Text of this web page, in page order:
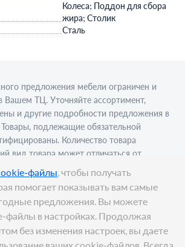
Колеса; Поддон для сбора
жира; Столик
Сталь
14 999
предложения мебели ограничен и
Вашем ТЦ. Уточняйте ассортимент,
и другие подробности предложения в
подлежащие обязательной
Количество товара
вид товара может отличаться от
материале. Для приобретения
для последующей реализации
лицензия. Представлен пример
торговом объекте.
файлы, чтобы получать
помогает показывать вам самые
предложения. Вы можете
файлы в настройках. Продолжая
без изменения настроек, вы даете